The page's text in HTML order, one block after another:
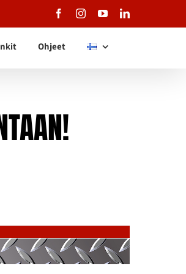
FacebookInstagramYouTubeLinkedIn
Ohjeet